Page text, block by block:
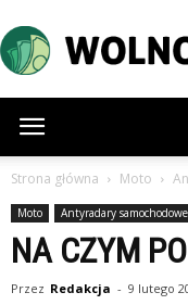
Strona główna Moto
Moto Antyradary samochodowe
NA CZYM
Przez Redakcja - 9 lutego